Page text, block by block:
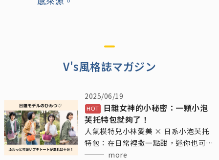
V's風格誌マガジン
2025/06/19
日雜女神的小秘密：一顆小泡
芙托特包就夠了！
人氣模特兒小林愛美 × 日系小泡芙托
特包：在日常裡撒一點甜，迷你也可以
很有態度more